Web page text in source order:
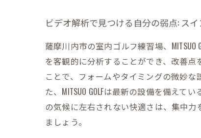
ビデオ解析で見つける自分の弱点: ス
薩摩川内市の室内ゴルフ練習場、
を客観的に分析することができ、改善
ことで、フォームやタイミングの微妙
た、MITSUO GOLFは最新の設備を備え
の気候に左右されない快適さは、集中
ましょう。